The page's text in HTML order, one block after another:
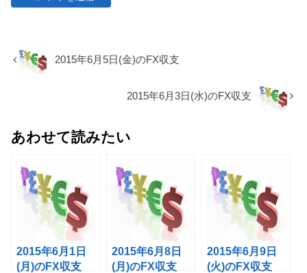
2015年6月5日(金)のFX収支
2015年6月3日(水)のFX収支
あわせて読みたい
2015年6月1日
(月)のFX収支
2015年6月8日
(月)のFX収支
2015年6月9日
(火)のFX収支